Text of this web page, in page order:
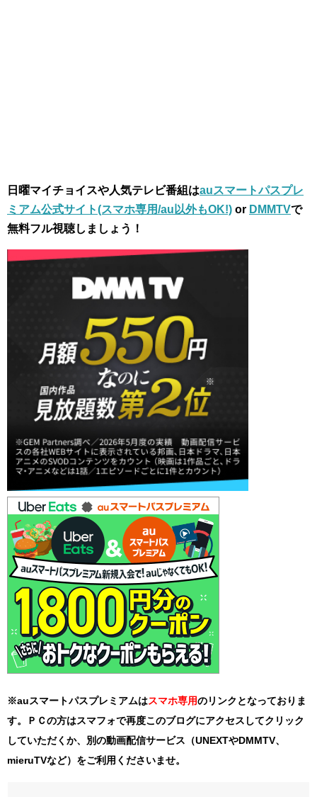
日曜マイチョイスや人気テレビ番組はauスマートパスプレ
ミアム公式サイト(スマホ専用/au以外もOK!) or DMMTVで
無料フル視聴しましょう！
※auスマートパスプレミアムはスマホ専用のリンクとなっておりま
す。ＰＣの方はスマフォで再度このブログにアクセスしてクリック
していただくか、別の動画配信サービス（UNEXTやDMMTV、
mieruTVなど）をご利用くださいませ。